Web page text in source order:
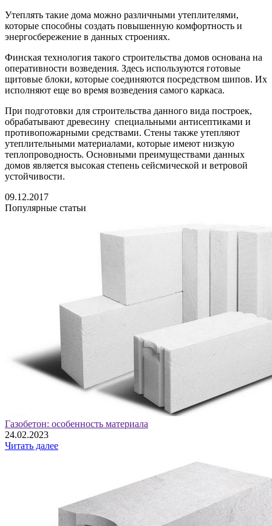
Утеплять такие дома можно различными утеплителями,
которые способны создать повышенную комфортность и
энергосбережение в данных строениях.
Финская технология такого строительства домов основана на
оперативности возведения. Здесь используются готовые
щитовые блоки, которые соединяются посредством шипов. Их
исполняют еще во время возведения самого каркаса.
При подготовки для строительства данного вида построек,
обрабатывают древесину специальными антисептиками и
противопожарными средствами. Стены также утепляют
утеплительными материалами, которые имеют низкую
теплопроводность. Основными преимуществами данных
домов является высокая степень сейсмической и ветровой
устойчивости.
09.12.2017
Популярные статьи
Газобетон: особенность материала
24.02.2023
Читать далее